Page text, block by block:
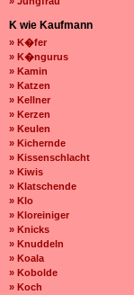
K wie Kaufmann
» K�fer
» K�ngurus
» Kamin
» Katzen
» Kellner
» Kerzen
» Keulen
» Kichernde
» Kissenschlacht
» Kiwis
» Klatschende
» Klo
» Kloreiniger
» Knicks
» Knuddeln
» Koala
» Kobolde
» Koch